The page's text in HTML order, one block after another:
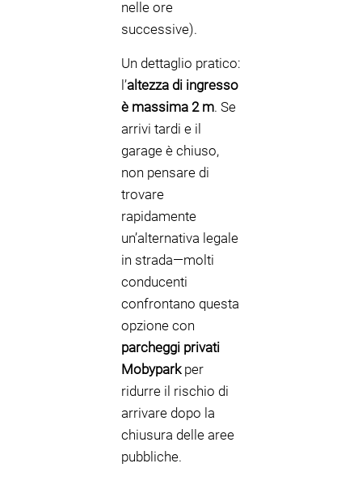
nelle ore
successive).
Un dettaglio pratico:
l’altezza di ingresso
è massima 2 m. Se
arrivi tardi e il
garage è chiuso,
non pensare di
trovare
rapidamente
un’alternativa legale
in strada—molti
conducenti
confrontano questa
opzione con
parcheggi privati
Mobyparkper
ridurre il rischio di
arrivare dopo la
chiusura delle aree
pubbliche.